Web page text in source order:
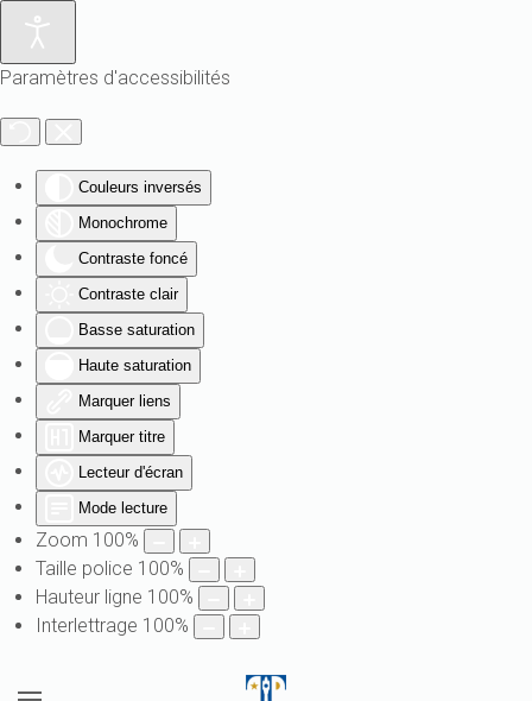
Paramètres d'accessibilités
Couleurs inversés
Monochrome
Contraste foncé
Contraste clair
Basse saturation
Haute saturation
Marquer liens
Marquer titre
Lecteur d'écran
Mode lecture
Zoom 100%
Taille police 100%
Hauteur ligne 100%
Interlettrage 100%